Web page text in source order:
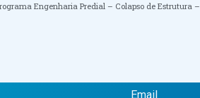
Email